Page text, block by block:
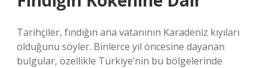
Tarihçiler, fındığın ana vatanının Karadeniz kıyıları
olduğunu söyler. Binlerce yıl öncesine dayanan
bulgular, özellikle Türkiye’nin bu bölgelerinde